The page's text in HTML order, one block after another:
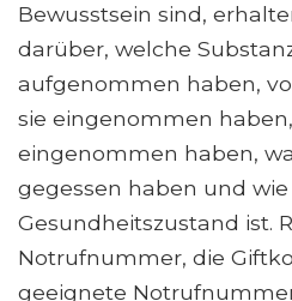
Bewusstsein sind,
darüber, welche
aufgenommen haben,
sie eingenommen
eingenommen haben,
gegessen haben und
Gesundheitszustand ist.
Notrufnummer, die
geeignete